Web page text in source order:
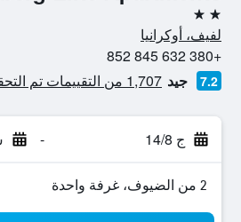
2 نجمتين
لفيف، أوكرانيا
+380 632 845 852
7.2 جيد 1,707 من التقييمات تم التحقق منها
ج 14/8 -
2 من الضيوف، غرفة واحدة